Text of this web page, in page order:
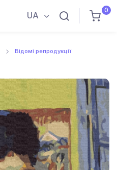
UA
0
Відомі репродукції